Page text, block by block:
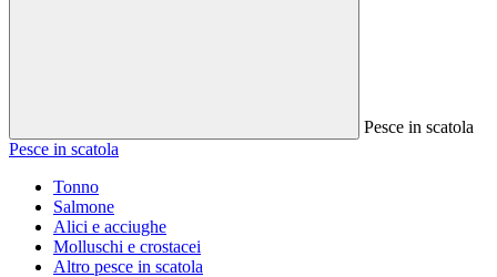
Pesce in scatola
Pesce in scatola
Tonno
Salmone
Alici e acciughe
Molluschi e crostacei
Altro pesce in scatola